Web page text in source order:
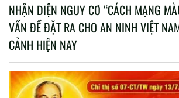
NHẬN DIỆN NGUY CƠ “CÁCH MẠNG
VẤN ĐỀ ĐẶT RA CHO AN NINH VIỆT
CẢNH HIỆN NAY